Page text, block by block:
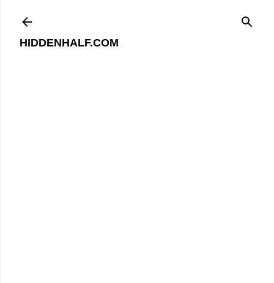
HIDDENHALF.COM